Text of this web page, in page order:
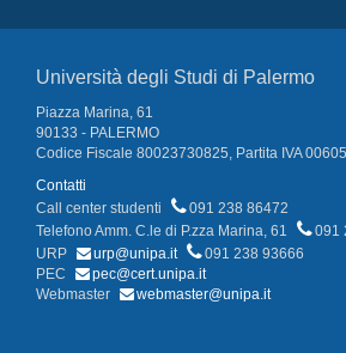
Università degli Studi di Palermo
Piazza Marina, 61
90133 - PALERMO
Codice Fiscale 80023730825, Partita IVA
Contatti
Call center studenti
091 238 86472
Telefono Amm. C.le di P.zza Marina, 61
091
URP
urp@unipa.it
091 238 93666
PEC
pec@cert.unipa.it
Webmaster
webmaster@unipa.it